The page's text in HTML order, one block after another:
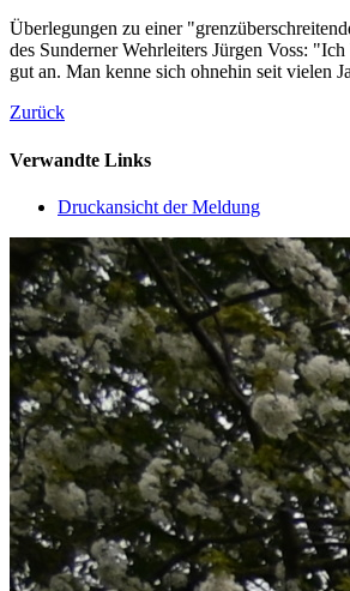
Überlegungen zu einer
des Sunderner Wehrleiters Jürgen Voss:
gut an. Man kenne sich ohnehin seit vielen
Zurück
Verwandte Links
Druckansicht der Meldung